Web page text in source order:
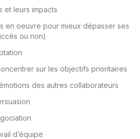
et leurs impacts
en oeuvre pour mieux dépasser ses
ou non)
sur les objectifs prioritaires
des autres collaborateurs
d’équipe